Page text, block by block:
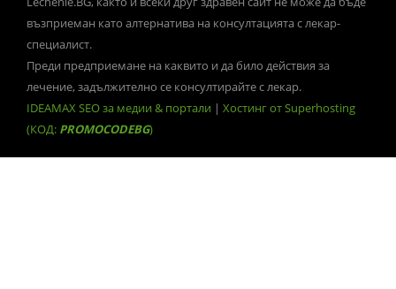
възприеман като алтернатива на консултацията с лекар-
специалист.
Преди предприемане на каквито и да било действия за
лечение, задължително се консултирайте с лекар.
IDEAMAX SEO за медии & портали | Хостинг от Superhosting
(КОД: PROMOCODEBG)